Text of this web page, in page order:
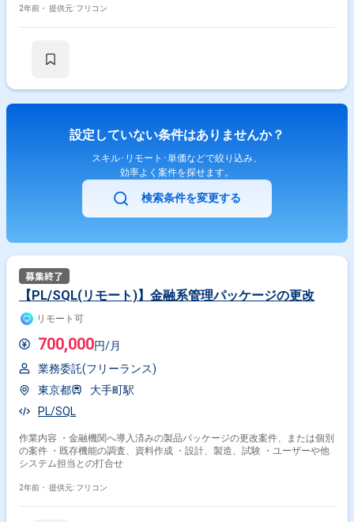
2年前・ 提供元: フリコン
設定していない条件はありませんか？
スキル･リモート･単価などで絞り込み、
効率よく案件を探せます。
検索条件を変更する
【PL/SQL(リモート)】金融系管理パッケージの更改
リモート可
700,000円/月
業務委託(フリーランス)
東京都
大手町駅
PL/SQL
作業内容 ・金融機関へ導入済みの製品パッケージの更改案件、または個別
の案件 ・既存機能の調査、資料作成 ・設計、製造、試験 ・ユーザーや他
システム担当との打合せ
2年前・ 提供元: フリコン